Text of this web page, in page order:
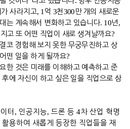
사라지고 , 1 억 3천 300 만 개의 새로운
는 계속해서 변화하고 있습니다. 10년 ,
고 또 어떤 직업이 새로 생겨날까요?
코 경험해 보지 못한 무궁무진하고 상
떤 일을 하게 될까요?
한 것은 미래를 이해하고 예측하고 준
후에 자신이 하고 싶은 일을 직업으로 삼
터 , 인공지능, 드론 등 4차 산업 혁명
용하여 새롭게 등장한 직업들을 재